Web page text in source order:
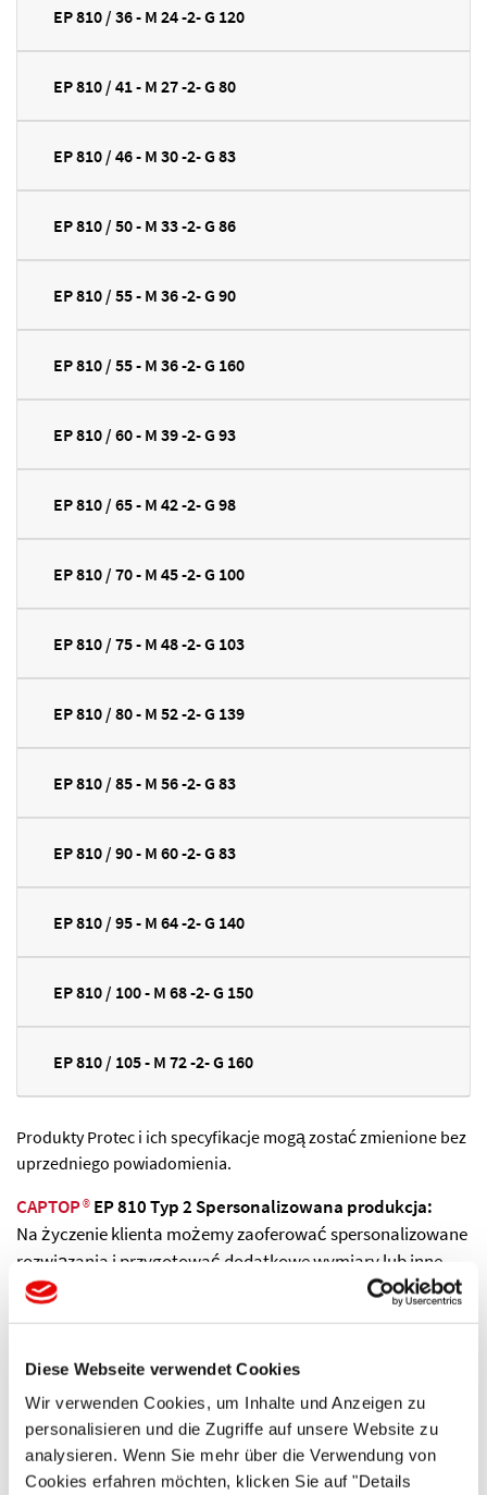
Diese Webseite verwendet Cookies
Wir verwenden Cookies, um Inhalte und Anzeigen zu
personalisieren und die Zugriffe auf unsere Website zu
analysieren. Wenn Sie mehr über die Verwendung von
Cookies erfahren möchten, klicken Sie auf "Details
EP 810 / 36 - M 24 -2- G 120
EP 810 / 41 - M 27 -2- G 80
EP 810 / 46 - M 30 -2- G 83
EP 810 / 50 - M 33 -2- G 86
EP 810 / 55 - M 36 -2- G 90
EP 810 / 55 - M 36 -2- G 160
EP 810 / 60 - M 39 -2- G 93
EP 810 / 65 - M 42 -2- G 98
EP 810 / 70 - M 45 -2- G 100
EP 810 / 75 - M 48 -2- G 103
EP 810 / 80 - M 52 -2- G 139
EP 810 / 85 - M 56 -2- G 83
EP 810 / 90 - M 60 -2- G 83
EP 810 / 95 - M 64 -2- G 140
EP 810 / 100 - M 68 -2- G 150
EP 810 / 105 - M 72 -2- G 160
Produkty Protec i ich specyfikacje mogą zostać zmienione bez
uprzedniego powiadomienia.
CAPTOP®EP 810 Typ 2 Spersonalizowana produkcja:
Na życzenie klienta możemy zaoferować spersonalizowane
rozwiązania i przygotować dodatkowe wymiary lub inne
kolory naszych standardowych serii produktów.
Zamówienia, które otrzymamy przed południem, mogą
standardowej lub, w razie potrzeby, szybszej usługi.